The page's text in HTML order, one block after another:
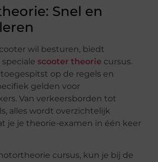
Snel en
wil besturen, biedt
scooter theorie cursus.
toegespitst op de regels en
gelden voor
Van verkeersborden tot
alles wordt overzichtelijk
je je theorie-examen in één keer
cursus, kun je bij de